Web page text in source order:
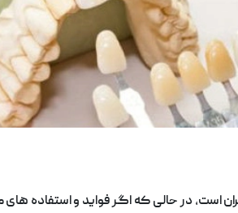
است، در حالی که اگر فواید و استفاده